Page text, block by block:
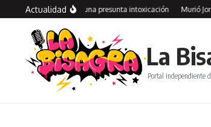
Saltar al contenido
Actualidad
investigan una presunta intoxicación Murió Jorge
La
Portal independiente